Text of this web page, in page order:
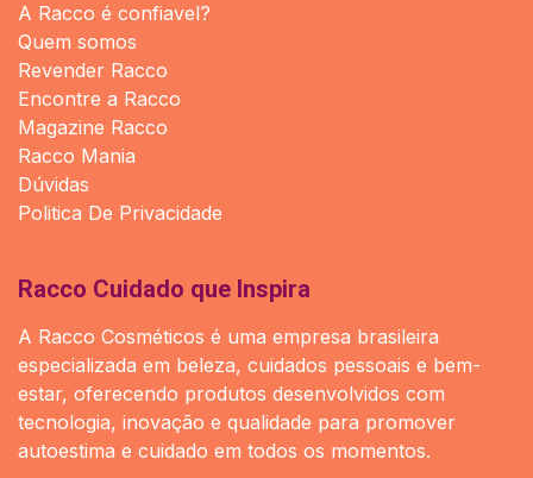
A Racco é confiavel?
Quem somos
Revender Racco
Encontre a Racco
Magazine Racco
Racco Mania
Dúvidas
Politica De Privacidade
Racco Cuidado que Inspira
A Racco Cosméticos é uma empresa brasileira
especializada em beleza, cuidados pessoais e bem-
estar, oferecendo produtos desenvolvidos com
tecnologia, inovação e qualidade para promover
autoestima e cuidado em todos os momentos.